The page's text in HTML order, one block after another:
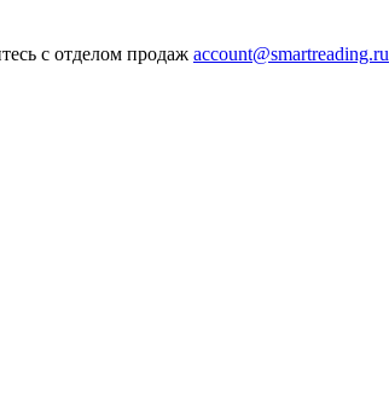
с отделом продаж account@smartreading.ru